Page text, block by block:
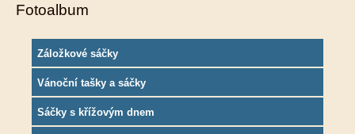
Fotoalbum
Záložkové sáčky
Vánoční tašky a sáčky
Sáčky s křížovým dnem